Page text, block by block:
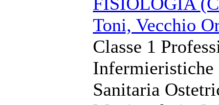
Toni, Vecchio
Classe 1
Infermieristiche
Sanitaria